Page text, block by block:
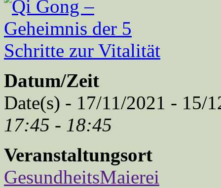
Datum/Zeit
Date(s) - 17/11/2021 - 15/
17:45 - 18:45
Veranstaltungsort
GesundheitsMaierei